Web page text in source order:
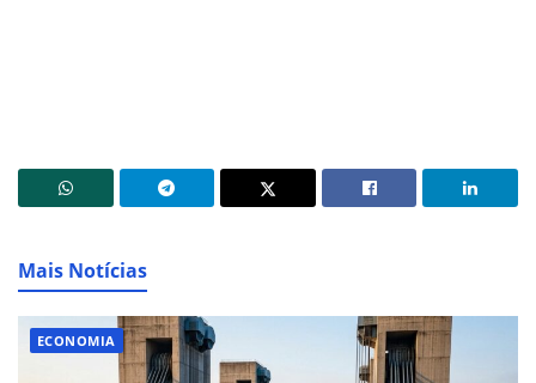
Mais Notícias
ECONOMIA